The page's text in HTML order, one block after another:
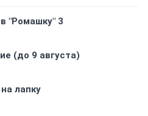
"Ромашку" 3
(до 9 августа)
лапку